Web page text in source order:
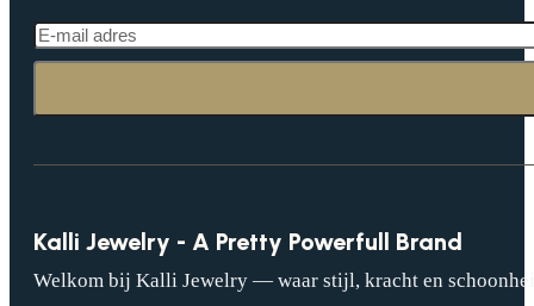
Kalli Jewelry - A Pretty Powerfull Brand
Welkom bij Kalli Jewelry — waar stijl, kracht en